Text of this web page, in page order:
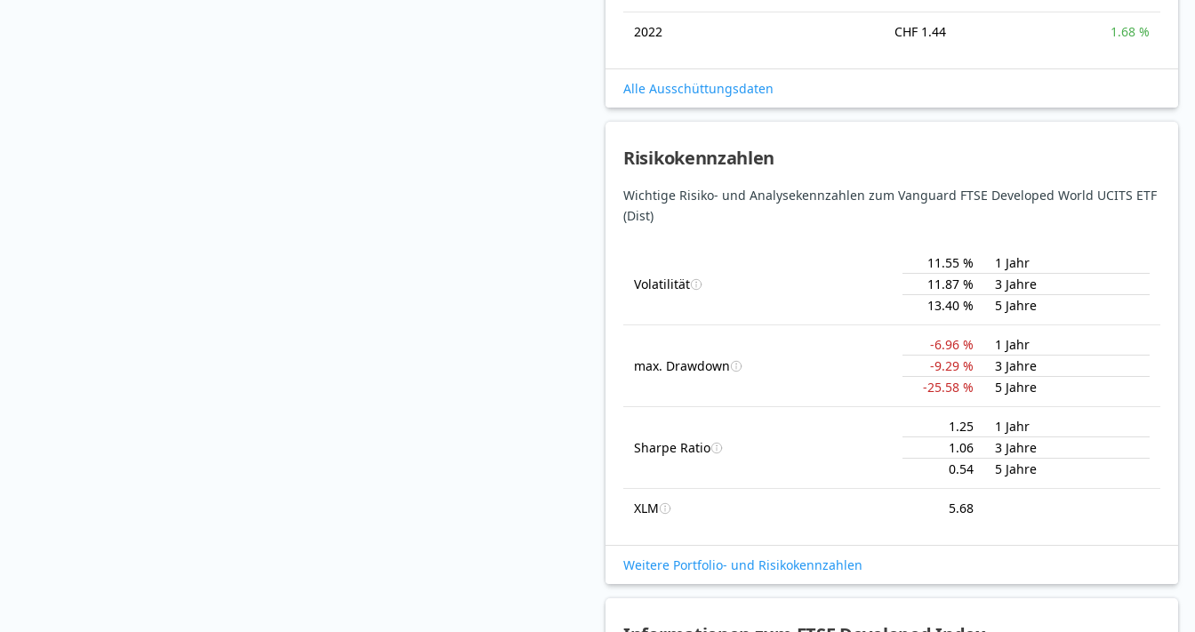
2022 CHF 1.44 1.68 %
Alle Ausschüttungsdaten
Risikokennzahlen
Wichtige Risiko- und Analysekennzahlen zum Vanguard FTSE Developed World UCITS ETF
(Dist)
Volatilität
11.55 %
1 Jahr
11.87 %
3 Jahre
13.40 %
5 Jahre
max. Drawdown
-6.96 %
1 Jahr
-9.29 %
3 Jahre
-25.58 %
5 Jahre
Sharpe Ratio
1.25
1 Jahr
1.06
3 Jahre
0.54
5 Jahre
XLM 5.68
Weitere Portfolio- und Risikokennzahlen